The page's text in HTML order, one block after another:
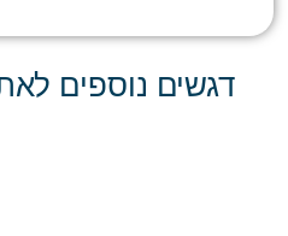
דגשים נוספים